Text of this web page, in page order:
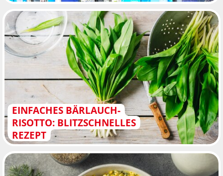
EINFACHES BÄRLAUCH-
RISOTTO: BLITZSCHNELLES
REZEPT